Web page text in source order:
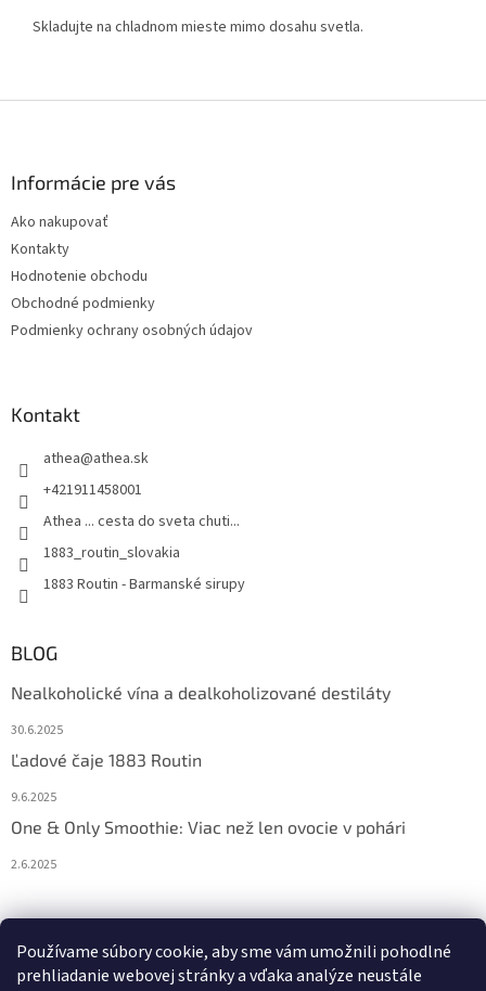
Používame súbory cookie, aby sme vám umožnili pohodlné
prehliadanie webovej stránky a vďaka analýze neustále
Skladujte na chladnom mieste mimo dosahu svetla.
Informácie pre vás
Ako nakupovať
Kontakty
Hodnotenie obchodu
Obchodné podmienky
Podmienky ochrany osobných údajov
Kontakt
athea@athea.sk
+421911458001
Athea ... cesta do sveta chuti...
1883_routin_slovakia
1883 Routin - Barmanské sirupy
BLOG
Nealkoholické vína a dealkoholizované destiláty
30.6.2025
Ľadové čaje 1883 Routin
9.6.2025
One & Only Smoothie: Viac než len ovocie v pohári
2.6.2025